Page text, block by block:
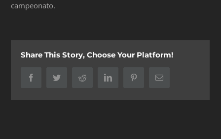
campeonato.
Share This Story, Choose Your Platform!
FacebookTwitter Reddit LinkedIn PinterestCorreo